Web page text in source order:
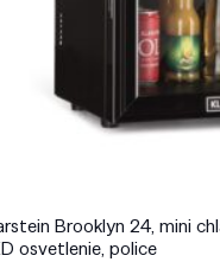
Brooklyn 24, mini
osvetlenie, police